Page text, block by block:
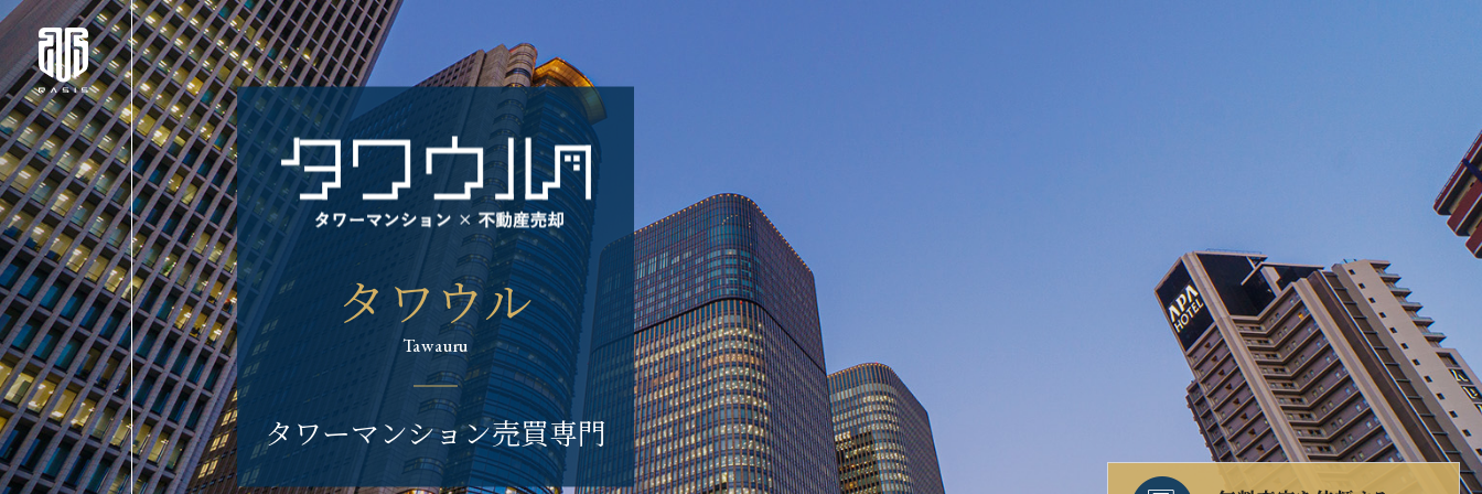
タワウル
Tawauru
タワーマンション売買専門